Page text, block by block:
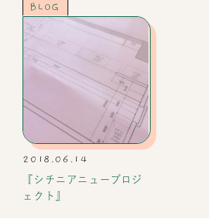
BLOG
2018.06.14
『シチニアニュープロジ
ェクト』